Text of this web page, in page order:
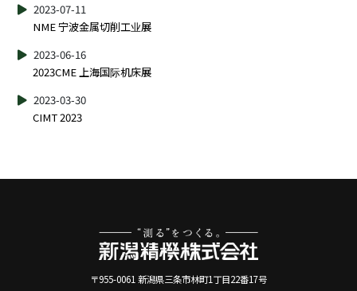
NME 宁波金属切削工业展
2023-07-11
2023CME 上海国际机床展
2023-06-16
CIMT 2023
2023-03-30
〒955-0061 新潟県三条市林町1丁目22番17号